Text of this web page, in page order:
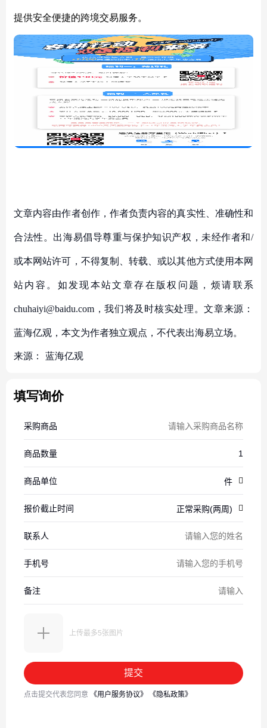
提供安全便捷的跨境交易服务。
文章内容由作者创作，作者负责内容的真实性、准确性和
合法性。出海易倡导尊重与保护知识产权，未经作者和/
或本网站许可，不得复制、转载、或以其他方式使用本网
站内容。如发现本站文章存在版权问题，烦请联系
chuhaiyi@baidu.com，我们将及时核实处理。文章来源：
蓝海亿观，本文为作者独立观点，不代表出海易立场。
来源： 蓝海亿观
填写询价